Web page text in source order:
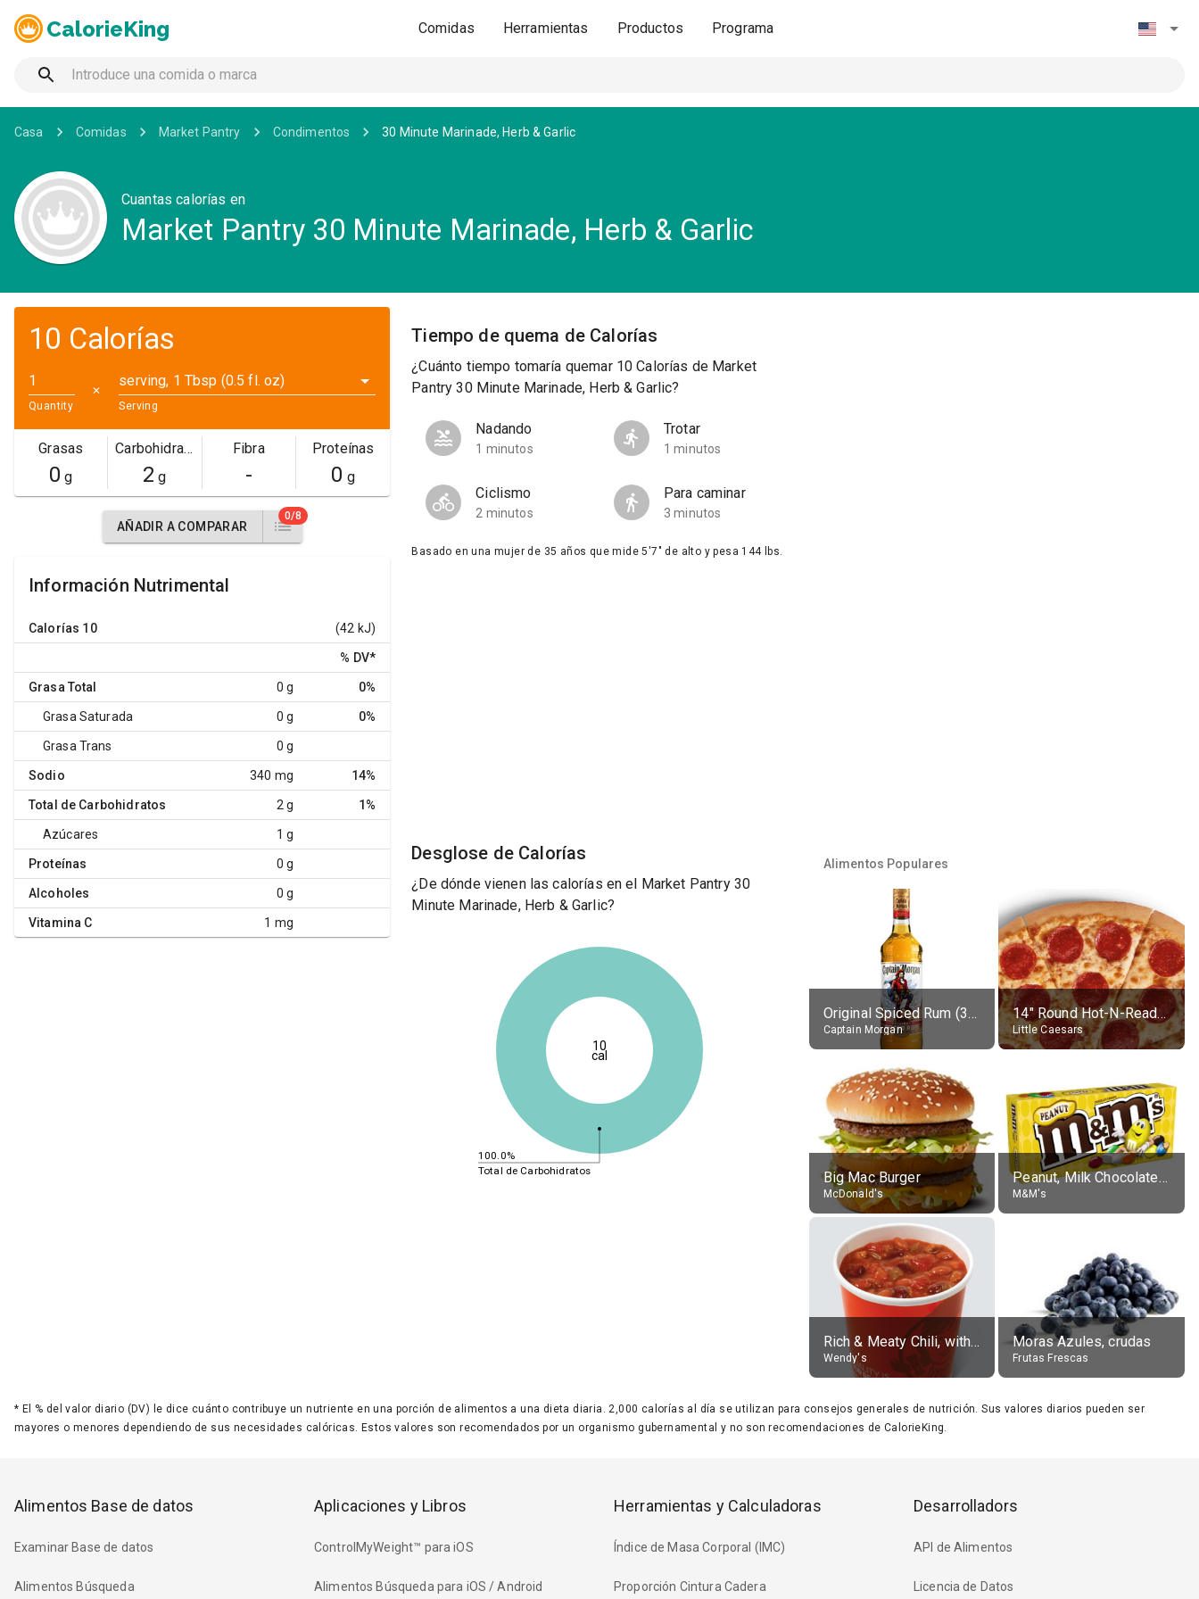
CalorieKing Comidas Herramientas Productos Programa
Casa Comidas Market Pantry Condimentos 30 Minute Marinade, Herb & Garlic
Cuantas calorías en
Market Pantry 30 Minute Marinade, Herb & Garlic
10 Calorías
Quantity
✕
serving, 1 Tbsp (0.5 fl. oz)
Serving
Grasas
0 g
Carbohidratos
2 g
Fibra
-
Proteínas
0 g
AÑADIR A COMPARAR
0/8
Información Nutrimental
Calorías 10 (42 kJ)
% DV*
Grasa Total 0 g 0%
Grasa Saturada 0 g 0%
Grasa Trans 0 g
Sodio 340 mg 14%
Total de Carbohidratos 2 g 1%
Azúcares 1 g
Proteínas 0 g
Alcoholes 0 g
Vitamina C 1 mg
Tiempo de quema de Calorías
¿Cuánto tiempo tomaría quemar 10 Calorías de Market
Pantry 30 Minute Marinade, Herb & Garlic?
Nadando
1 minutos
Trotar
1 minutos
Ciclismo
2 minutos
Para caminar
3 minutos
Basado en una mujer de 35 años que mide 5'7" de alto y pesa 144 lbs.
Desglose de Calorías
¿De dónde vienen las calorías en el Market Pantry 30
Minute Marinade, Herb & Garlic?
100.0%
Total de Carbohidratos
10
cal
Alimentos Populares
Original Spiced Rum (35% alc.)
Captain Morgan
14" Round Hot-N-Ready Pepperoni Pizza
Little Caesars
Big Mac Burger
McDonald's
Peanut, Milk Chocolate Candies
M&M's
Rich & Meaty Chili, without toppings, large
Wendy's
Moras Azules, crudas
Frutas Frescas
* El % del valor diario (DV) le dice cuánto contribuye un nutriente en una porción de alimentos a una dieta diaria. 2,000 calorías al día se utilizan para consejos generales de nutrición. Sus valores diarios pueden ser
mayores o menores dependiendo de sus necesidades calóricas. Estos valores son recomendados por un organismo gubernamental y no son recomendaciones de CalorieKing.
Alimentos Base de datos
Examinar Base de datos
Alimentos Búsqueda
Aplicaciones y Libros
ControlMyWeight™ para iOS
Alimentos Búsqueda para iOS / Android
Herramientas y Calculadoras
Índice de Masa Corporal (IMC)
Proporción Cintura Cadera
Desarrolladors
API de Alimentos
Licencia de Datos